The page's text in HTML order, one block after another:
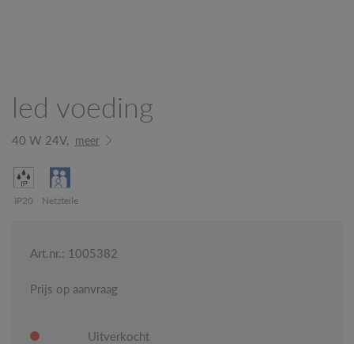
led voeding
40 W 24V, meer
IP20 Netzteile
Art.nr.: 1005382
Prijs op aanvraag
Uitverkocht